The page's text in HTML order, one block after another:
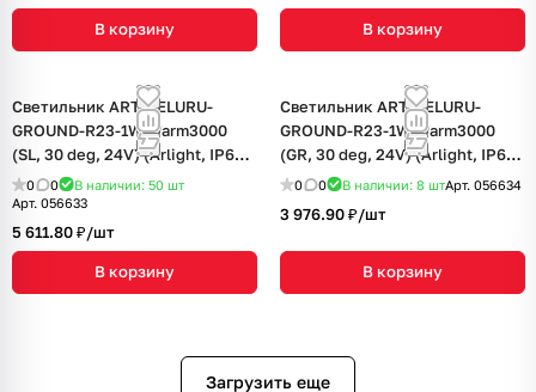
В корзину В корзину
Светильник ART-PELURU-
GROUND-R23-1W Warm3000
(SL, 30 deg, 24V) (Arlight, IP67
Металл, 3 года)
0 0 В наличии: 50 шт
Арт. 056633
5 611.80 ₽/шт
В корзину
Светильник ART-PELURU-
GROUND-R23-1W Warm3000
(GR, 30 deg, 24V) (Arlight, IP67
Металл, 3 года)
0 0 В наличии: 8 штАрт. 056634
3 976.90 ₽/шт
В корзину
Загрузить еще